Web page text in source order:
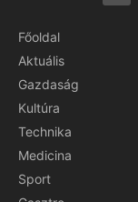
Főoldal
Aktuális
Gazdaság
Kultúra
Technika
Medicina
Sport